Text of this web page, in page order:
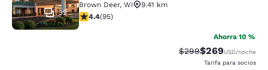
32
Brown Deer, WI
9.41 km
calificación de 4.44 estrellas. Excelente. 95 reseñas
4.4(95)
Ahorra 10 %
Precio tachado:
$299Precio con
$269USD/noche
Tarifa para socios